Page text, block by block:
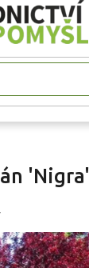
'Nigra'